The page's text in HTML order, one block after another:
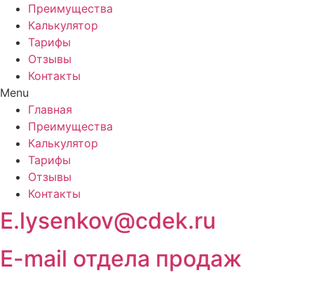
Преимущества
Калькулятор
Тарифы
Отзывы
Контакты
Menu
Главная
Преимущества
Калькулятор
Тарифы
Отзывы
Контакты
E.lysenkov@cdek.ru
E-mail отдела продаж